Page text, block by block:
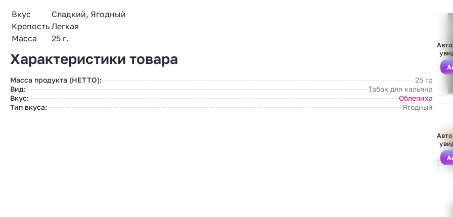
Вкус
Сладкий, Ягодный
Крепость Легкая
Масса
25 г.
Характеристики товара
Масса продукта (НЕТТО):
25 гр
Вид:
Табак для кальяна
Вкус:
Облепиха
Тип вкуса:
Ягодный